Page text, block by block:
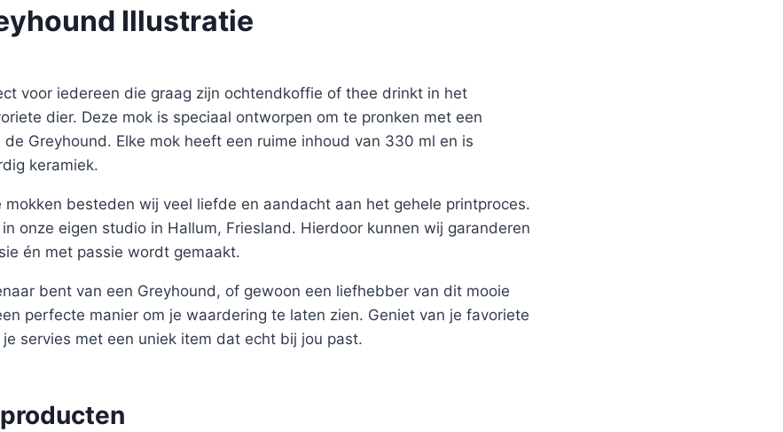
Illustratie
voor iedereen die graag zijn ochtendkoffie of thee drinkt in het
dier. Deze mok is speciaal ontworpen om te pronken met een
Greyhound. Elke mok heeft een ruime inhoud van 330 ml en is
keramiek.
mokken besteden wij veel liefde en aandacht aan het gehele printproces.
onze eigen studio in Hallum, Friesland. Hierdoor kunnen wij garanderen
én met passie wordt gemaakt.
bent van een Greyhound, of gewoon een liefhebber van dit mooie
perfecte manier om je waardering te laten zien. Geniet van je favoriete
servies met een uniek item dat echt bij jou past.